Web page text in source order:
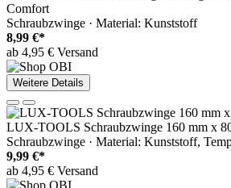
Comfort
Schraubzwinge · Material: Kunststoff
8,99 €*
ab 4,95 € Versand
Weitere Details
LUX-TOOLS Schraubzwinge 160 mm x
Schraubzwinge · Material: Kunststoff,
9,99 €*
ab 4,95 € Versand